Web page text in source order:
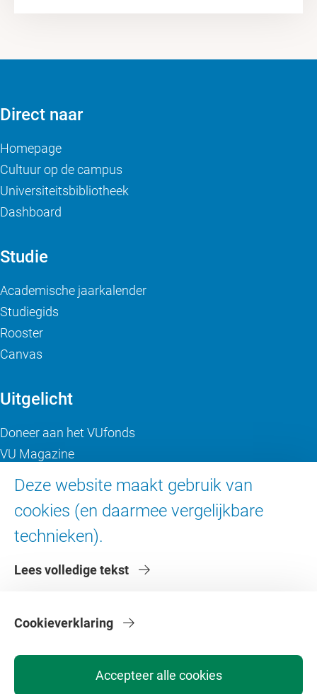
Deze website maakt gebruik van
cookies (en daarmee vergelijkbare
technieken).
Lees volledige tekst
Accepteer alle cookies
Cookieverklaring
Direct naar
Homepage
Cultuur op de campus
Universiteitsbibliotheek
Dashboard
Studie
Academische jaarkalender
Studiegids
Rooster
Canvas
Uitgelicht
Doneer aan het VUfonds
VU Magazine
Ad Valvas
Over de VU
Contact en route
Faculteiten